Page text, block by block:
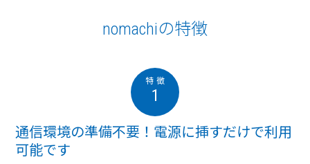
nomachiの特徴
1
通信環境の準備不要！電源に挿すだけで利用
可能です